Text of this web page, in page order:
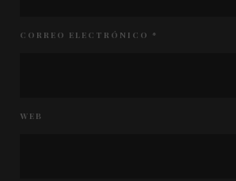
CORREO ELECTRÓNICO *
WEB